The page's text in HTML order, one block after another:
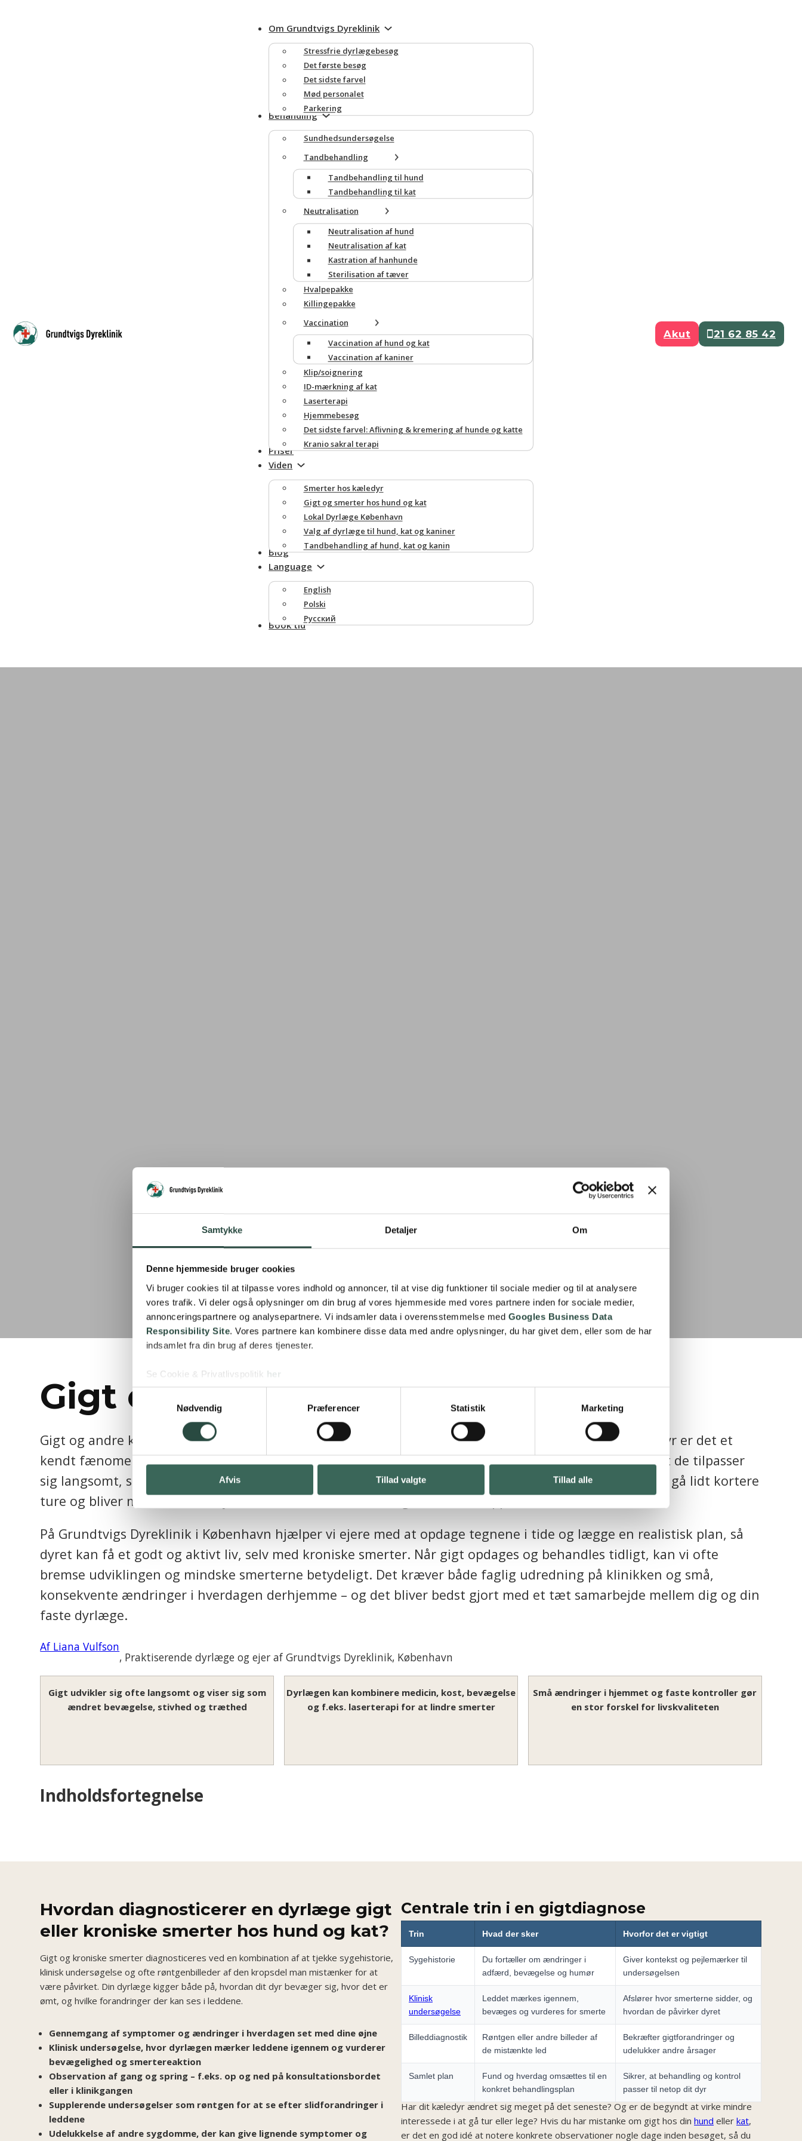
Samtykke Detaljer Om
Denne hjemmeside bruger cookies
Vi bruger cookies til at tilpasse vores indhold og annoncer, til at vise dig funktioner til sociale medier og til at analysere
vores trafik. Vi deler også oplysninger om din brug af vores hjemmeside med vores partnere inden for sociale medier,
annonceringspartnere og analysepartnere. Vi indsamler data i overensstemmelse med Googles Business Data
Responsibility Site. Vores partnere kan kombinere disse data med andre oplysninger, du har givet dem, eller som de har
indsamlet fra din brug af deres tjenester.
Se Cookie & Privatlivspolitik her
Samtykkevalg
Nødvendig
Præferencer Statistik Marketing
Afvis Tillad valgte Tillad alle
Om Grundtvigs Dyreklinik
Stressfrie dyrlægebesøg
Det første besøg
Det sidste farvel
Mød personalet
Parkering
Behandling
Sundheds­undersøgelse
Tandbehandling
Tandbehandling til hund
Tandbehandling til kat
Neutralisation
Neutralisation af hund
Neutralisation af kat
Kastration af hanhunde
Sterilisation af tæver
Hvalpepakke
Killingepakke
Vaccination
Vaccination af hund og kat
Vaccination af kaniner
Klip/soignering
ID-mærkning af kat
Laserterapi
Hjemmebesøg
Det sidste farvel: Aflivning & kremering af hunde og katte
Kranio sakral terapi
Priser
Viden
Smerter hos kæledyr
Gigt og smerter hos hund og kat
Lokal Dyrlæge København
Valg af dyrlæge til hund, kat og kaniner
Tandbehandling af hund, kat og kanin
Blog
Language
English
Polski
Русский
Book tid
Akut 21 62 85 42
Gigt og smerter hos hund og kat
Gigt og andre kroniske smerter er meget almindelige hos hunde og katte og specielt hos ældre kæledyr er det et
kendt fænomen. Mange dyr går rundt med mere ondt, end deres ejere umiddelbart tror. For udover at de tilpasser
sig langsomt, så er dyr ekstremt gode til at skjule smerte. De gør i stedet alt for at springer lidt lavere, gå lidt kortere
ture og bliver mere stille derhjemme, så de ikke unødvendigt belaster kroppen.
På Grundtvigs Dyreklinik i København hjælper vi ejere med at opdage tegnene i tide og lægge en realistisk plan, så
dyret kan få et godt og aktivt liv, selv med kroniske smerter. Når gigt opdages og behandles tidligt, kan vi ofte
bremse udviklingen og mindske smerterne betydeligt. Det kræver både faglig udredning på klinikken og små,
konsekvente ændringer i hverdagen derhjemme – og det bliver bedst gjort med et tæt samarbejde mellem dig og din
faste dyrlæge.
Af Liana Vulfson
, Praktiserende dyrlæge og ejer af Grundtvigs Dyreklinik, København
Gigt udvikler sig ofte langsomt og viser sig som
ændret bevægelse, stivhed og træthed
Dyrlægen kan kombinere medicin, kost, bevægelse
og f.eks. laserterapi for at lindre smerter
Små ændringer i hjemmet og faste kontroller gør
en stor forskel for livskvaliteten
Indholdsfortegnelse
Hvordan diagnosticerer en dyrlæge gigt
eller kroniske smerter hos hund og kat?
Gigt og kroniske smerter diagnosticeres ved en kombination af at tjekke sygehistorie,
klinisk undersøgelse og ofte røntgenbilleder af den kropsdel man mistænker for at
være påvirket. Din dyrlæge kigger både på, hvordan dit dyr bevæger sig, hvor det er
ømt, og hvilke forandringer der kan ses i leddene.
Gennemgang af symptomer og ændringer i hverdagen set med dine øjne
Klinisk undersøgelse, hvor dyrlægen mærker leddene igennem og vurderer
bevægelighed og smertereaktion
Observation af gang og spring – f.eks. op og ned på konsultationsbordet
eller i klinikgangen
Supplerende undersøgelser som røntgen for at se efter slidforandringer i
leddene
Udelukkelse af andre sygdomme, der kan give lignende symptomer og
Centrale trin i en gigtdiagnose
Trin Hvad der sker Hvorfor det er vigtigt
Sygehistorie
Du fortæller om ændringer i
adfærd, bevægelse og humør
Giver kontekst og pejlemærker til
undersøgelsen
Klinisk
undersøgelse
Leddet mærkes igennem,
bevæges og vurderes for smerte
Afslører hvor smerterne sidder, og
hvordan de påvirker dyret
Billeddiagnostik
Røntgen eller andre billeder af
de mistænkte led
Bekræfter gigtforandringer og
udelukker andre årsager
Samlet plan
Fund og hverdag omsættes til en
konkret behandlingsplan
Sikrer, at behandling og kontrol
passer til netop dit dyr
Har dit kæledyr ændret sig meget på det seneste? Og er de begyndt at virke mindre
interessede i at gå tur eller lege? Hvis du har mistanke om gigt hos din hund eller kat,
er det en god idé at notere konkrete observationer nogle dage inden besøget, så du